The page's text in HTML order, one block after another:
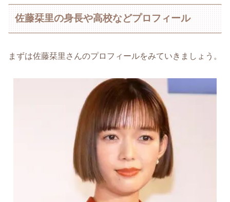
佐藤栞里の身長や高校などプロフィール
まずは佐藤栞里さんのプロフィールをみていきましょう。